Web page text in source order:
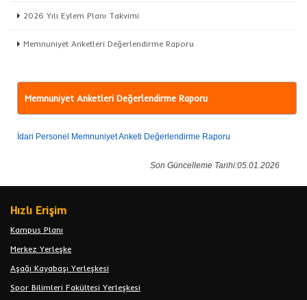
2026 Yılı Eylem Planı Takvimi
Memnuniyet Anketleri Değerlendirme Raporu
Memnuniyet Anketleri Değerlendirme Raporu
İdari Personel Memnuniyet Anketi Değerlendirme Raporu
Son Güncelleme Tarihi:05.01.2026
Hızlı Erişim
Kampus Planı
Merkez Yerleşke
Aşağı Kayabaşı Yerleşkesi
Spor Bilimleri Fakültesi Yerleşkesi